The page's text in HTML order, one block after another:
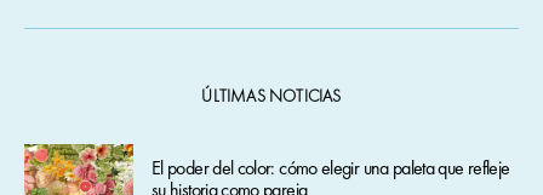
ÚLTIMAS NOTICIAS
El poder del color: cómo elegir una paleta que refleje